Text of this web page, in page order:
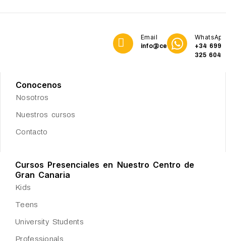
Email
info@cetservices.org+34 699
325 604
Conocenos
Nosotros
Nuestros cursos
Contacto
Cursos Presenciales en Nuestro Centro de
Gran Canaria
Kids
Teens
University Students
Professionals